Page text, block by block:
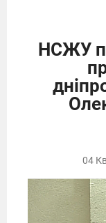
НСЖУ
04